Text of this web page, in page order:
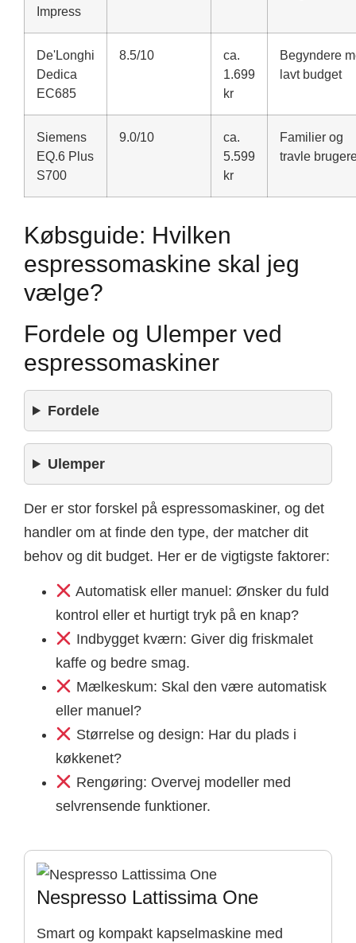
Impress
De'Longhi
Dedica
EC685
8.5/10
ca.
1.699
kr
Begyndere
lavt budget
Siemens
EQ.6 Plus
S700
9.0/10
ca.
5.599
kr
Familier og
travle
Købsguide: Hvilken
espressomaskine skal jeg
vælge?
Fordele og Ulemper ved
espressomaskiner
Fordele
Ulemper
Der er stor forskel på espressomaskiner, og det
handler om at finde den type, der matcher dit
behov og dit budget. Her er de vigtigste faktorer:
Automatisk eller manuel: Ønsker du fuld
kontrol eller et hurtigt tryk på en knap?
Indbygget kværn: Giver dig friskmalet
kaffe og bedre smag.
Mælkeskum: Skal den være automatisk
eller manuel?
Størrelse og design: Har du plads i
køkkenet?
Rengøring: Overvej modeller med
selvrensende funktioner.
Nespresso Lattissima One
Smart og kompakt kapselmaskine med